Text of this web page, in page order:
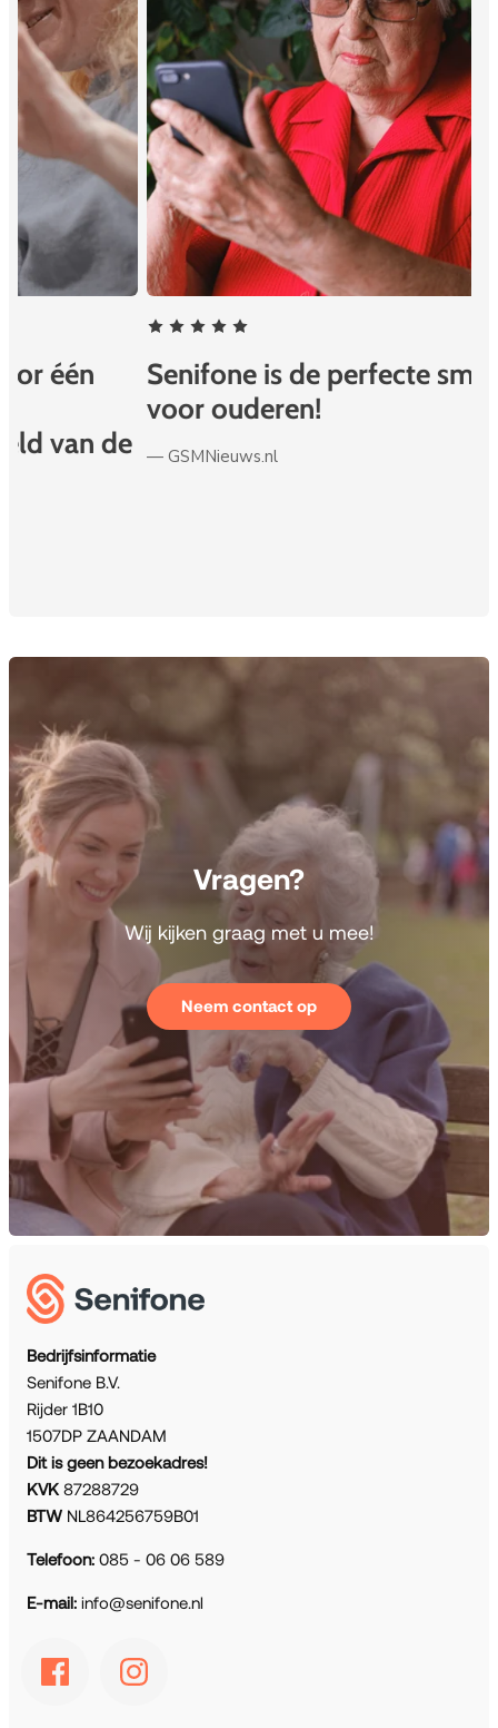
Senifone is de perfecte smartphone
voor ouderen!
— GSMNieuws.nl
Vragen?
Wij kijken graag met u mee!
Neem contact op
Bedrijfsinformatie
Senifone B.V.
Rijder 1B10
1507DP ZAANDAM
Dit is geen bezoekadres!
KVK 87288729
BTW NL864256759B01
Telefoon: 085 - 06 06 589
E-mail: info@senifone.nl